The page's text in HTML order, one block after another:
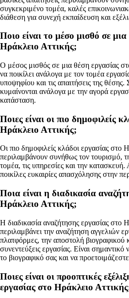
συγκεκριμένο τομέα, καλές
διάθεση για συνεχή εκπαίδευση και
Ποιο είναι το μέσο μισθό σε
Ηράκλειο Αττικής;
Ο μέσος μισθός σε μια θέση εργασίας
να ποικίλει ανάλογα με τον τομέα
υποψηφίου και τις απαιτήσεις της
κυμαίνονται ανάλογα με την αγορά
κατάσταση.
Ποιες είναι οι πιο δημοφιλείς
Ηράκλειο Αττικής;
Οι πιο δημοφιλείς κλάδοι εργασίας στο
περιλαμβάνουν συνήθως τον τουρισμό,
τομέα, τις υπηρεσίες και την
ποικίλες ευκαιρίες απασχόλησης στην
Ποια είναι η διαδικασία
Ηράκλειο Αττικής;
Η διαδικασία αναζήτησης εργασίας στο
περιλαμβάνει την αναζήτηση αγγελιών
πλατφόρμες, την αποστολή βιογραφικού
συνεντεύξεις εργασίας. Είναι
το βιογραφικό σας και να προετοιμάζεστε
Ποιες είναι οι προοπτικές
εργασίας στο Ηράκλειο